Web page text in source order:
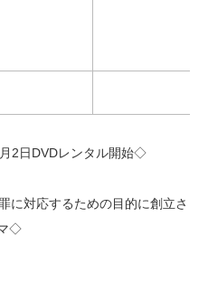
2日DVDレンタル開始◇
に対応するための目的に創立さ
◇